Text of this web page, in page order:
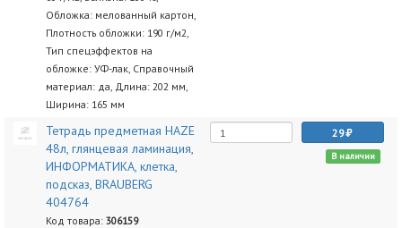
Обложка: мелованный картон,
Плотность обложки: 190 г/м2,
Тип спецэффектов на
обложке: УФ-лак, Справочный
материал: да, Длина: 202 мм,
Ширина: 165 мм
Тетрадь предметная HAZE
48л, глянцевая ламинация,
ИНФОРМАТИКА, клетка,
подсказ, BRAUBERG
404764
Код товара: 306159
29
В наличии